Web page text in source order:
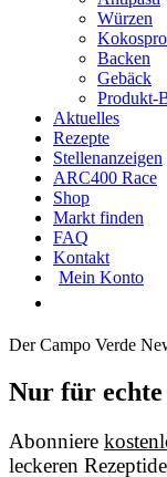
Würzen
Backen
Gebäck
Produkt-
Aktuelles
Rezepte
Stellenanzeigen
ARC400 Race
Shop
Markt finden
FAQ
Kontakt
Mein Konto
Der Campo Verde
Nur für
Abonniere
leckeren